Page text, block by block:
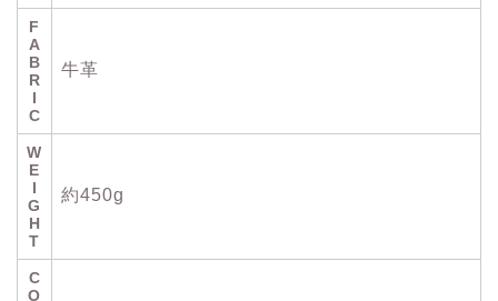
F
A
B
R
I
C
牛革
W
E
I
G
H
T
約450g
C
O